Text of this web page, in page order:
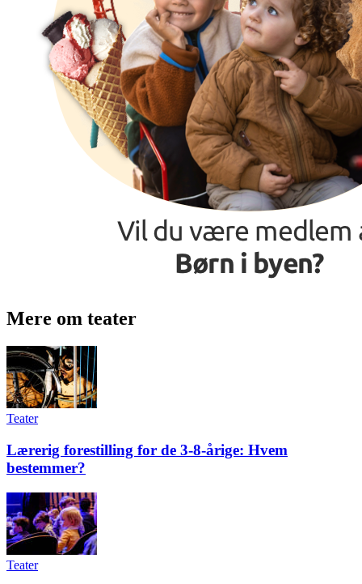
Mere om teater
Teater
Lærerig forestilling for de 3-8-årige: Hvem
bestemmer?
Teater